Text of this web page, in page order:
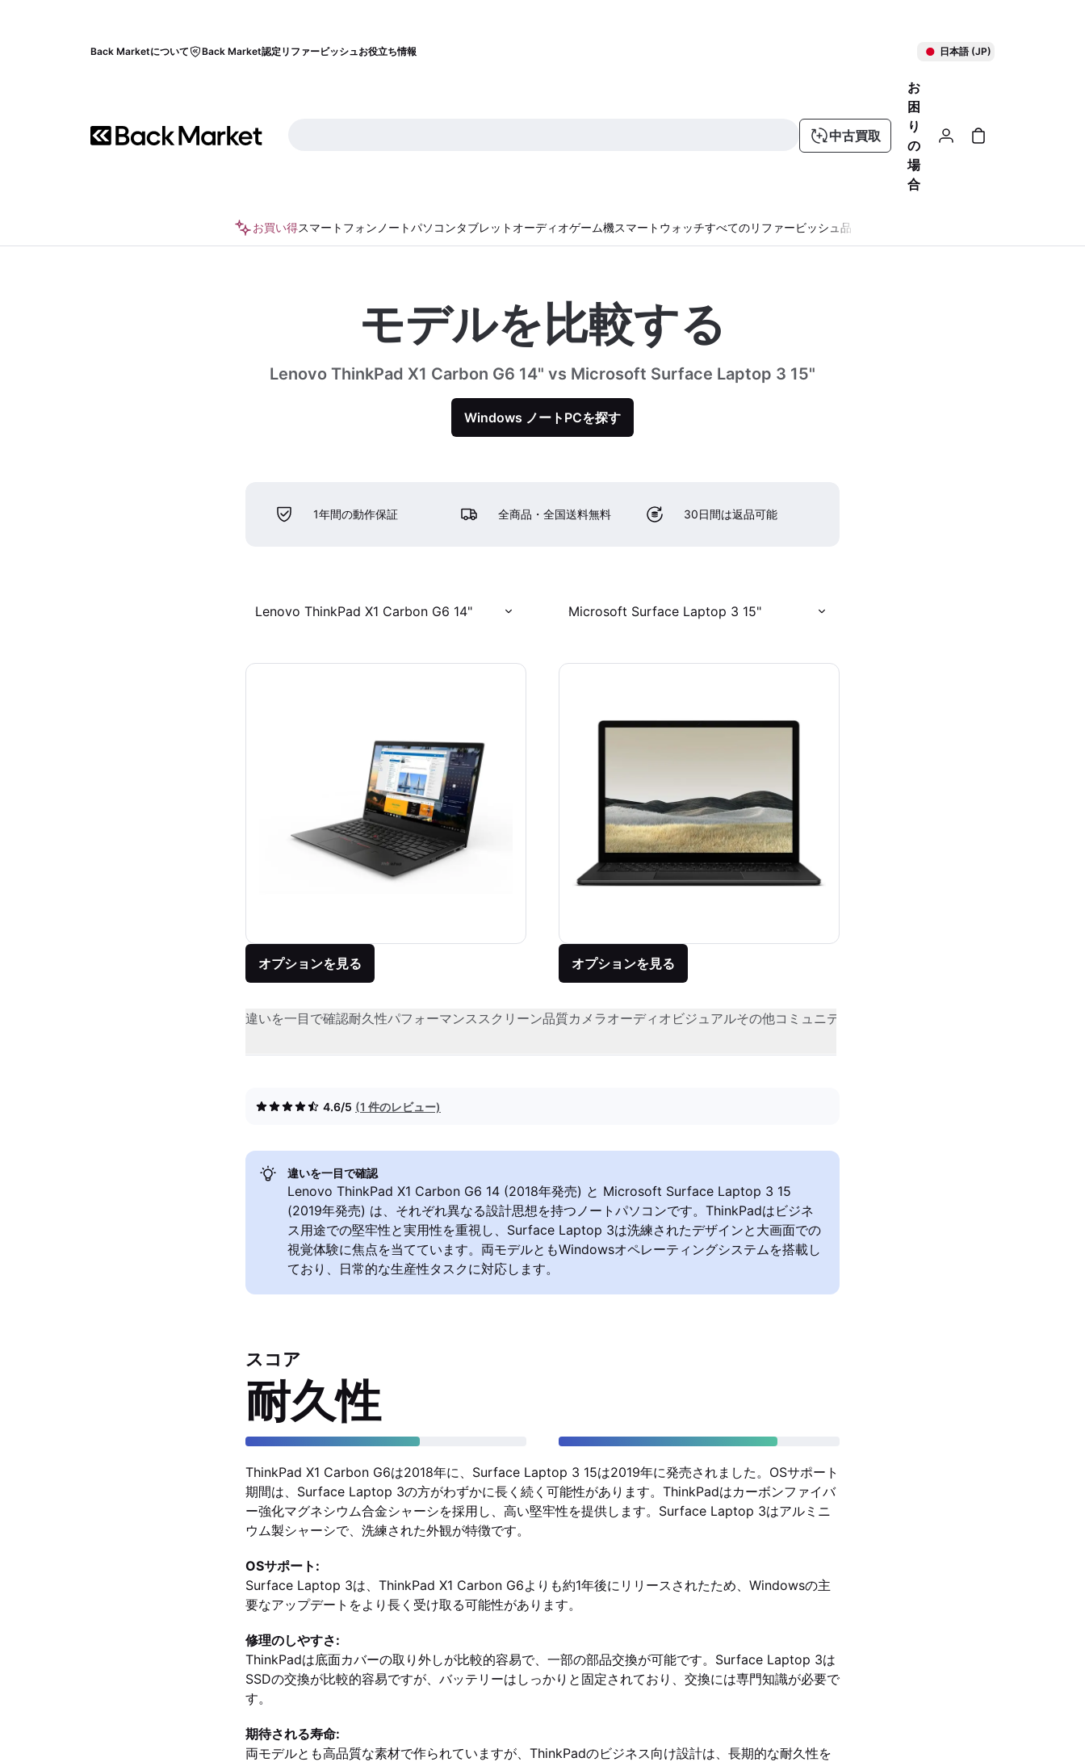
Back Marketについて Back Market認定リファービッシュお役立ち情報 日本語 (JP)
中古買取
お
困
り
の
場
合
お買い得スマートフォン ノートパソコンタブレット オーディオゲーム機スマートウォッチすべてのリファービッシュ品
モデルを比較する
Lenovo ThinkPad X1 Carbon G6 14" vs Microsoft Surface Laptop 3 15"
Windows ノートPCを探す
1年間の動作保証 全商品・全国送料無料 30日間は返品可能
Lenovo ThinkPad X1 Carbon G6 14" Microsoft Surface Laptop 3 15"
オプションを見る オプションを見る
違いを一目で確認耐久性パフォーマンススクリーン品質カメラオーディオビジュアルその他コミュニティの評価
4.6/5 (1 件のレビュー)
違いを一目で確認
Lenovo ThinkPad X1 Carbon G6 14 (2018年発売) と Microsoft Surface Laptop 3 15
(2019年発売) は、それぞれ異なる設計思想を持つノートパソコンです。ThinkPadはビジネ
ス用途での堅牢性と実用性を重視し、Surface Laptop 3は洗練されたデザインと大画面での
視覚体験に焦点を当てています。両モデルともWindowsオペレーティングシステムを搭載し
ており、日常的な生産性タスクに対応します。
スコア
耐久性
ThinkPad X1 Carbon G6は2018年に、Surface Laptop 3 15は2019年に発売されました。OSサポート
期間は、Surface Laptop 3の方がわずかに長く続く可能性があります。ThinkPadはカーボンファイバ
ー強化マグネシウム合金シャーシを採用し、高い堅牢性を提供します。Surface Laptop 3はアルミニ
ウム製シャーシで、洗練された外観が特徴です。
OSサポート:
Surface Laptop 3は、ThinkPad X1 Carbon G6よりも約1年後にリリースされたため、Windowsの主
要なアップデートをより長く受け取る可能性があります。
修理のしやすさ:
ThinkPadは底面カバーの取り外しが比較的容易で、一部の部品交換が可能です。Surface Laptop 3は
SSDの交換が比較的容易ですが、バッテリーはしっかりと固定されており、交換には専門知識が必要で
す。
期待される寿命:
両モデルとも高品質な素材で作られていますが、ThinkPadのビジネス向け設計は、長期的な耐久性を